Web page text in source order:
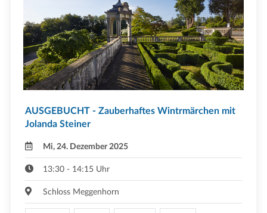
AUSGEBUCHT - Zauberhaftes Wintrmärchen mit
Jolanda Steiner
Mi, 24. Dezember 2025
13:30 - 14:15 Uhr
Schloss Meggenhorn